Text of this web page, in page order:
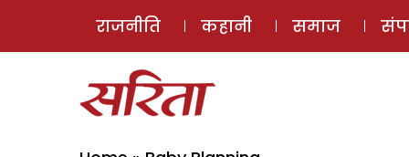
राजनीति कहानी समाज